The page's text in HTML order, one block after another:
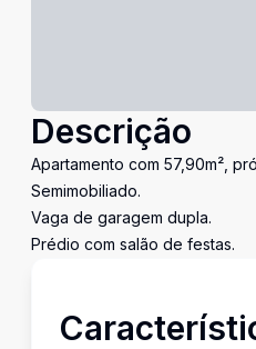
Descrição
Apartamento com 57,90m²,
Semimobiliado.
Vaga de garagem dupla.
Prédio com salão de festas.